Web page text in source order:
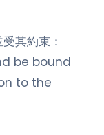
其約束：
be bound
to the